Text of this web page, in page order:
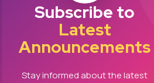
Subscribe to
Latest
Announcements
Stay informed about the latest